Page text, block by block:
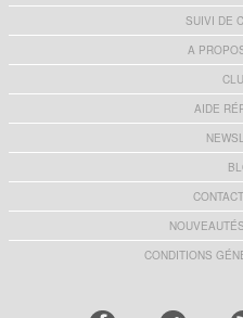
SUIVI DE
A
AIDE
CONDITIONS